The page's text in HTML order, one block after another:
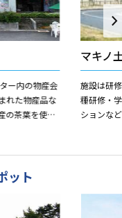
ー内の物産会
れた物産品な
の茶葉を使っ
マキノ
施設は研
種研修・
ションな
ット